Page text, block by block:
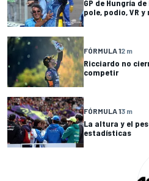
GP de Hungría
pole, podio, VR y
FÓRMULA 12 m
Ricciardo no
competir
FÓRMULA 13 m
La altura y el
estadísticas